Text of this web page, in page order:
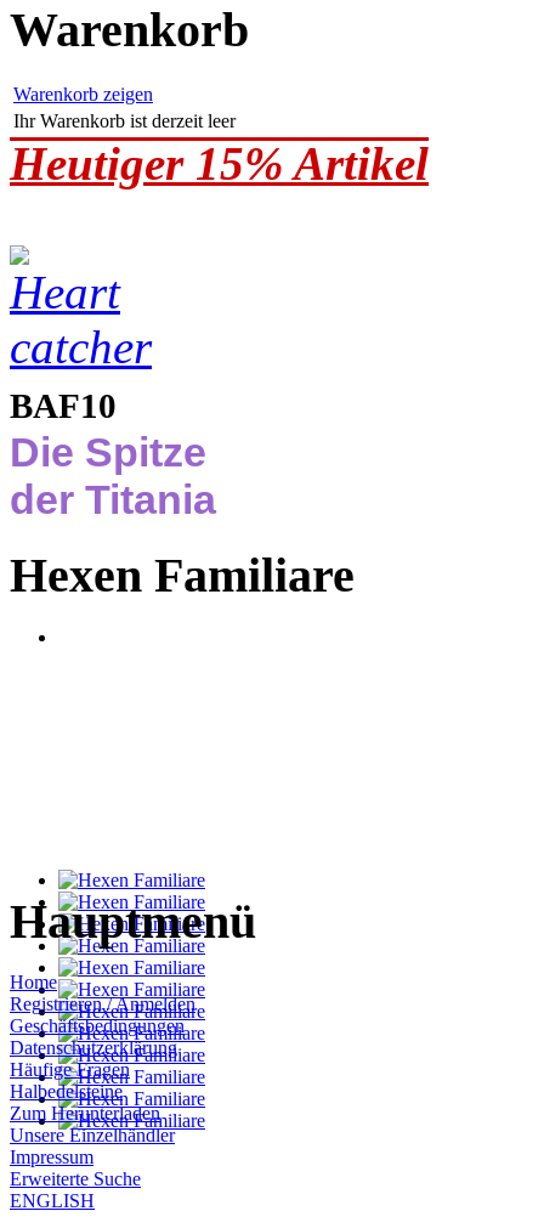
Warenkorb
Warenkorb zeigen
Ihr Warenkorb ist derzeit leer
Heutiger 15% Artikel
BAF10
Die Spitze
der Titania
Hexen Familiare
Hauptmenü
Home
Registrieren / Anmelden
Geschäftsbedingungen
Datenschutzerklärung
Häufige Fragen
Halbedelsteine
Zum Herunterladen
Unsere Einzelhändler
Impressum
Erweiterte Suche
ENGLISH